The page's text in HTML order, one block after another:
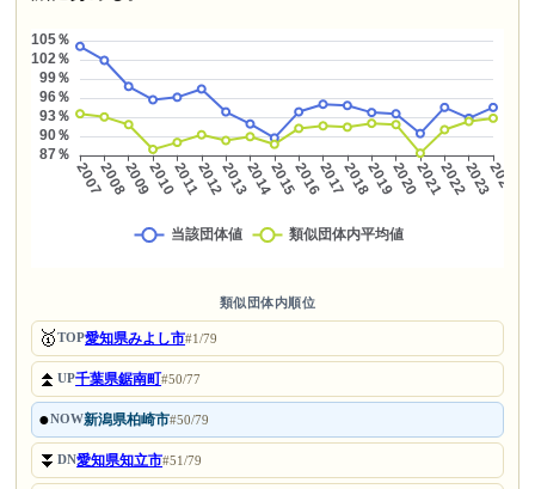
類似団体内順位
🥇TOP愛知県みよし市#1/79
⏫UP千葉県鋸南町#50/77
●NOW新潟県柏崎市#50/79
⏬DN愛知県知立市#51/79